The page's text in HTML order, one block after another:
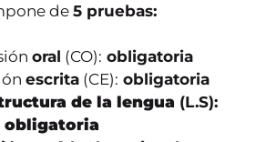
de 5 pruebas:
oral (CO): obligatoria
escrita(CE): obligatoria
de la lengua (L.S):
obligatoria